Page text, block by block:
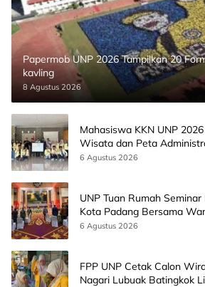
Papermob UNP 2026 Tampilkan 20
kavling
8 Agustus 2026
Mahasiswa KKN UNP
Wisata dan Peta
Paninggahan
6 Agustus 2026
UNP Tuan Rumah
Kota Padang Bersama
CEO EMGS Malaysia
6 Agustus 2026
FPP UNP Cetak Calon
Nagari Lubuak Batingkok